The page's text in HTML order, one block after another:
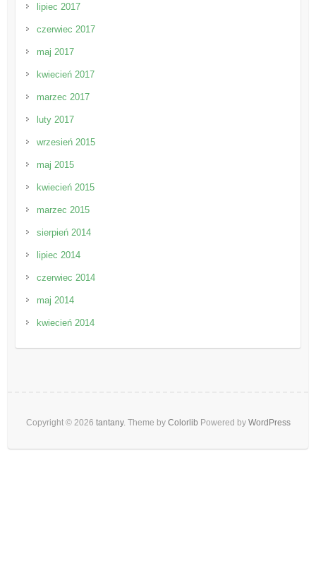
lipiec 2017
czerwiec 2017
maj 2017
kwiecień 2017
marzec 2017
luty 2017
wrzesień 2015
maj 2015
kwiecień 2015
marzec 2015
sierpień 2014
lipiec 2014
czerwiec 2014
maj 2014
kwiecień 2014
Copyright © 2026 tantany. Theme by Colorlib Powered by WordPress